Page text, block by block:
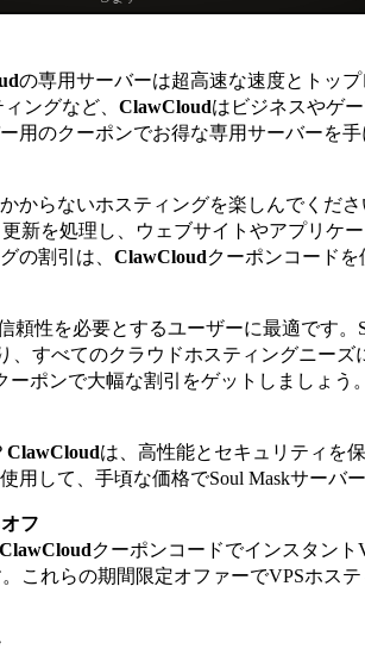
の専用サーバーは超高速な速度とトッ
ングなど、 ClawCloudはビジネスやゲ
用のクーポンでお得な専用サーバーを手
からないホスティングを楽しんでくださ
新を処理し、ウェブサイトやアプリケ
の割引は、 ClawCloudクーポンコードを
頼性を必要とするユーザーに最適です
、すべてのクラウドホスティングニー
ーポンで大幅な割引をゲットしましょう。
ClawCloudは、高性能とセキュリティを
用して、手頃な価格でSoul Maskサーバ
フ
ClawCloudクーポンコードでインスタン
これらの期間限定オファーでVPSホス